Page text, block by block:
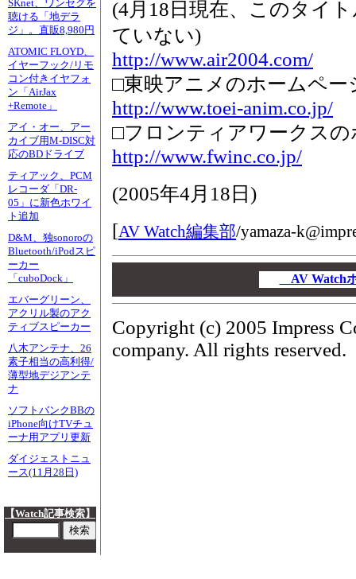
SKnet、ワンセグを
聴ける「地デラ
ジ」。直販8,980円
ATOMIC FLOYD、
イヤーフック/リモ
コン付きイヤフォ
ン「AirJax
+Remote」
アイ・オー、アー
カイブ用M-DISC対
応のBDドライブ
ティアック、PCM
レコーダ「DR-
05」に新色ホワイ
ト追加
D&M、独sonoroの
Bluetooth/iPodスピ
ーカー
「cuboDock」
エバーグリーン、
アクリル製のアク
ティブスピーカー
八木アンテナ、26
素子相当の高利得/
薄型地デジアンテ
ナ
ソフトバンクBBの
iPhone向けTVチュ
ーナ用アプリ更新
ダイジェストニュ
ース(11月28日)
【Watch記事検索】
(4月18日現在、このタイ
ていない)
http://www.air2004.com/
□東映アニメのホームペー
http://www.toei-anim.co.jp/
□フロンティアワークス
http://www.fwinc.co.jp/
(2005年4月18日 )
[AV Watch編集部/yamaza-
AV Watch
Copyright (c) 2005 Impress
company. All rights reserved.